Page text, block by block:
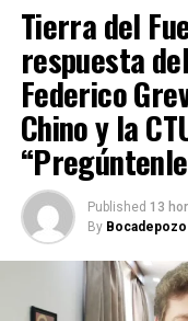
Tierra del
respuesta
Federico
Chino y la
Published 13
By Bocadepozo